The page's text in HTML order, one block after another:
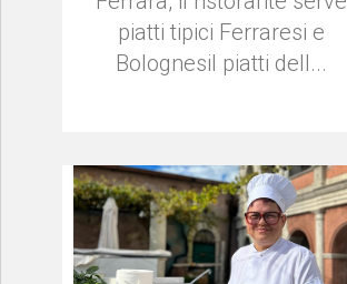
piatti tipici Ferraresi e
BolognesiI piatti dell...